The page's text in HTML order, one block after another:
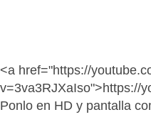
<a href="https://
v=3va3RJXaIso">https://
Ponlo en HD y pantalla